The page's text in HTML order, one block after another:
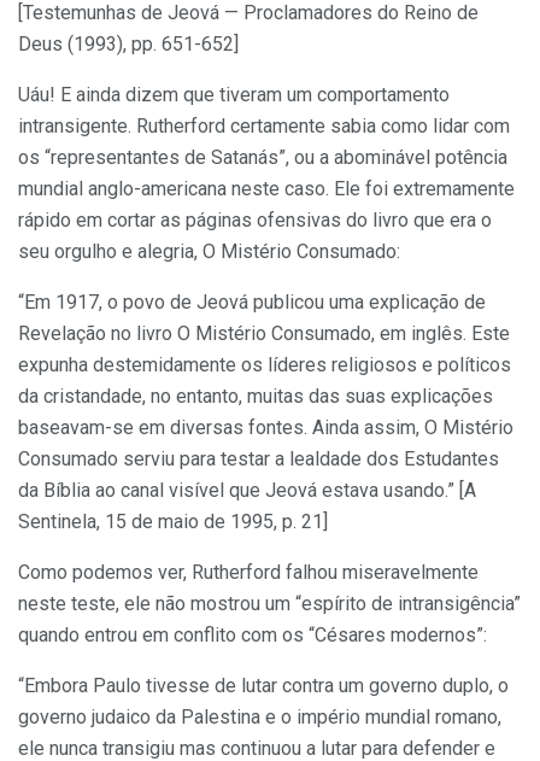
[Testemunhas de Jeová — Proclamadores do Reino de
Deus (1993), pp. 651-652]
Uáu! E ainda dizem que tiveram um comportamento
intransigente. Rutherford certamente sabia como lidar com
os “representantes de Satanás”, ou a abominável potência
mundial anglo-americana neste caso. Ele foi extremamente
rápido em cortar as páginas ofensivas do livro que era o
seu orgulho e alegria, O Mistério Consumado:
“Em 1917, o povo de Jeová publicou uma explicação de
Revelação no livro O Mistério Consumado, em inglês. Este
expunha destemidamente os líderes religiosos e políticos
da cristandade, no entanto, muitas das suas explicações
baseavam-se em diversas fontes. Ainda assim, O Mistério
Consumado serviu para testar a lealdade dos Estudantes
da Bíblia ao canal visível que Jeová estava usando.” [A
Sentinela, 15 de maio de 1995, p. 21]
Como podemos ver, Rutherford falhou miseravelmente
neste teste, ele não mostrou um “espírito de intransigência”
quando entrou em conflito com os “Césares modernos”:
“Embora Paulo tivesse de lutar contra um governo duplo, o
governo judaico da Palestina e o império mundial romano,
ele nunca transigiu mas continuou a lutar para defender e